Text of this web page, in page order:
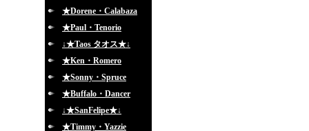
★Dorene・Calabaza
★Paul・Tenorio
↓★Taos タオス★↓
★Ken・Romero
★Sonny・Spruce
★Buffalo・Dancer
↓★SanFelipe★↓
★Timmy・Yazzie